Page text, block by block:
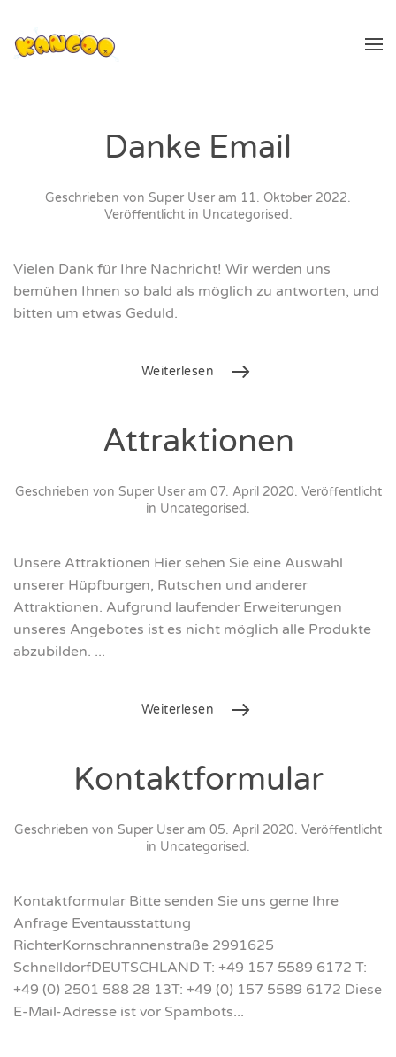
Zum Hauptinhalt springen
Danke Email
Geschrieben von Super User am 11. Oktober 2022.
Veröffentlicht in Uncategorised.
Vielen Dank für Ihre Nachricht! Wir werden uns
bemühen Ihnen so bald als möglich zu antworten, und
bitten um etwas Geduld.
Weiterlesen
Attraktionen
Geschrieben von Super User am 07. April 2020. Veröffentlicht
in Uncategorised.
Unsere Attraktionen Hier sehen Sie eine Auswahl
unserer Hüpfburgen, Rutschen und anderer
Attraktionen. Aufgrund laufender Erweiterungen
unseres Angebotes ist es nicht möglich alle Produkte
abzubilden. ...
Weiterlesen
Kontaktformular
Geschrieben von Super User am 05. April 2020. Veröffentlicht
in Uncategorised.
Kontaktformular Bitte senden Sie uns gerne Ihre
Anfrage Eventausstattung
RichterKornschrannenstraße 2991625
SchnelldorfDEUTSCHLAND T: +49 157 5589 6172 T:
+49 (0) 2501 588 28 13T: +49 (0) 157 5589 6172 Diese
E-Mail-Adresse ist vor Spambots...